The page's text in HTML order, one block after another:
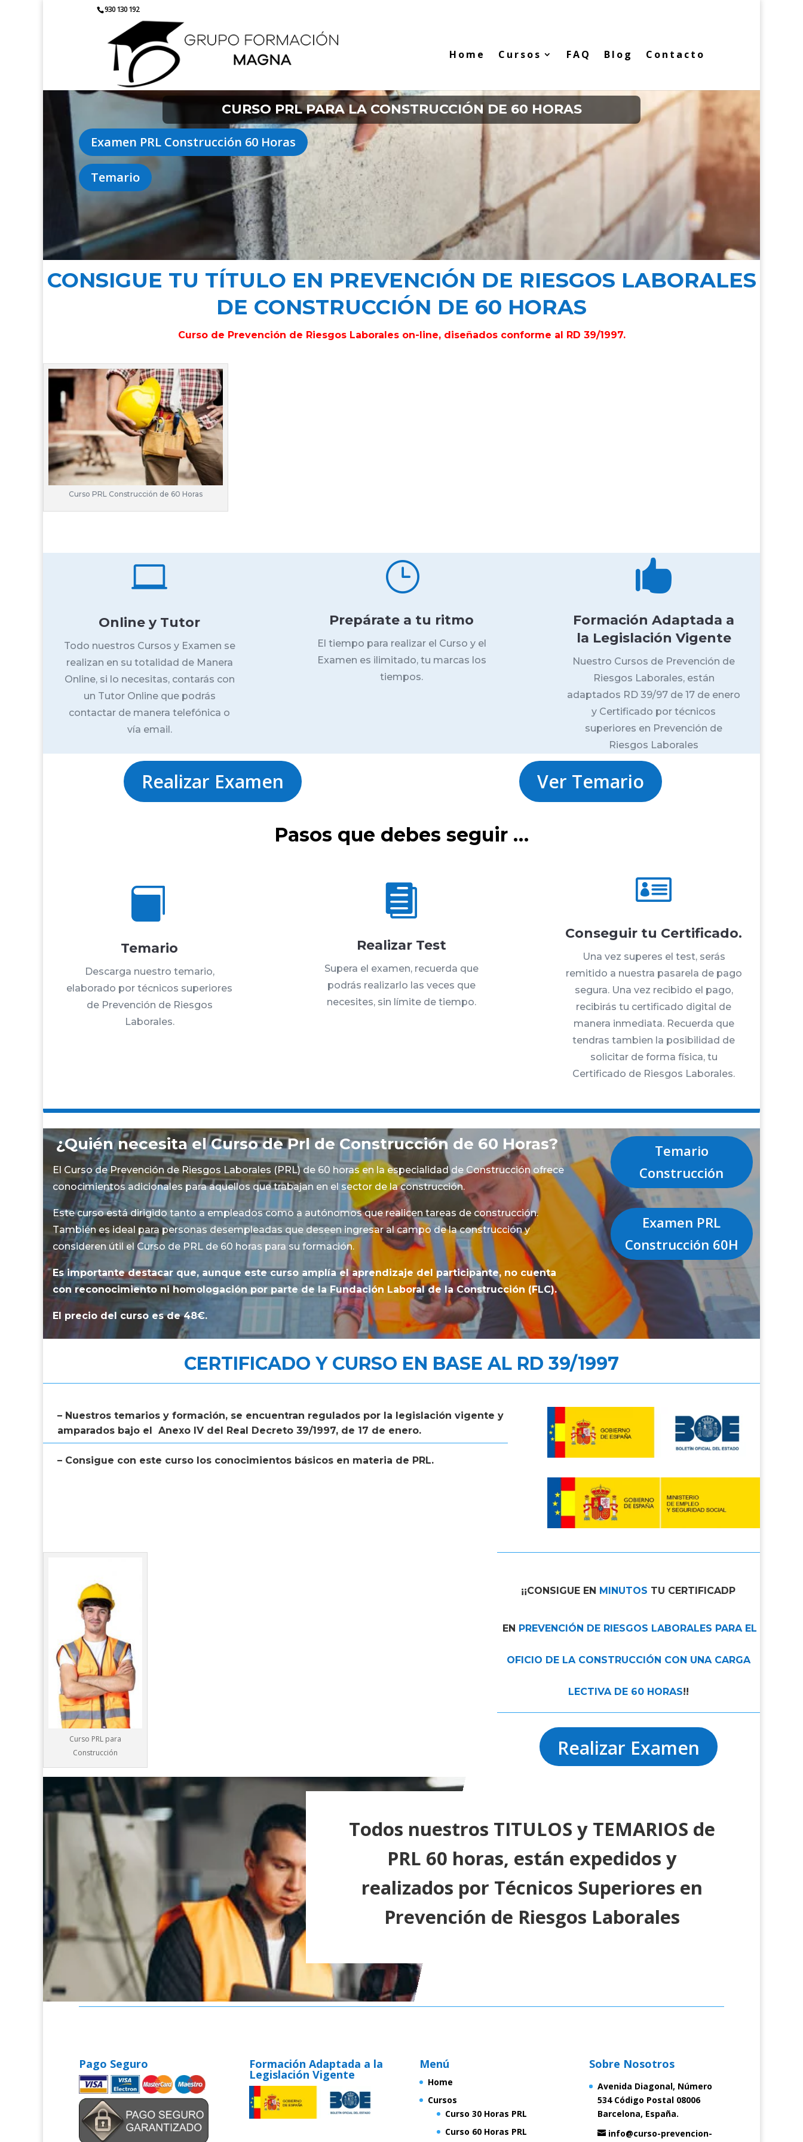
930 130 192
Home Cursos FAQ Blog Contacto
CURSO PRL PARA LA CONSTRUCCIÓN DE 60 HORAS
Examen PRL Construcción 60 Horas
Temario
CONSIGUE TU TÍTULO EN PREVENCIÓN DE RIESGOS LABORALES
DE CONSTRUCCIÓN DE 60 HORAS
Curso de Prevención de Riesgos Laborales on-line, diseñados conforme al RD 39/1997.
Curso PRL Construcción de 60 Horas

Online y Tutor
Todo nuestros Cursos y Examen se
realizan en su totalidad de Manera
Online, si lo necesitas, contarás con
un Tutor Online que podrás
contactar de manera telefónica o
vía email.
}
Prepárate a tu ritmo
El tiempo para realizar el Curso y el
Examen es ilimitado, tu marcas los
tiempos.

Formación Adaptada a
la Legislación Vigente
Nuestro Cursos de Prevención de
Riesgos Laborales, están
adaptados RD 39/97 de 17 de enero
y Certificado por técnicos
superiores en Prevención de
Riesgos Laborales
Realizar Examen Ver Temario
Pasos que debes seguir …

Temario
Descarga nuestro temario,
elaborado por técnicos superiores
de Prevención de Riesgos
Laborales.

Realizar Test
Supera el examen, recuerda que
podrás realizarlo las veces que
necesites, sin límite de tiempo.

Conseguir tu Certificado.
Una vez superes el test, serás
remitido a nuestra pasarela de pago
segura. Una vez recibido el pago,
recibirás tu certificado digital de
manera inmediata. Recuerda que
tendras tambien la posibilidad de
solicitar de forma física, tu
Certificado de Riesgos Laborales.
¿Quién necesita el Curso de Prl de Construcción de 60 Horas?
El Curso de Prevención de Riesgos Laborales (PRL) de 60 horas en la especialidad de Construcción ofrece
conocimientos adicionales para aquellos que trabajan en el sector de la construcción.
Este curso está dirigido tanto a empleados como a autónomos que realicen tareas de construcción.
También es ideal para personas desempleadas que deseen ingresar al campo de la construcción y
consideren útil el Curso de PRL de 60 horas para su formación.
Es importante destacar que, aunque este curso amplía el aprendizaje del participante, no cuenta
con reconocimiento ni homologación por parte de la Fundación Laboral de la Construcción (FLC).
El precio del curso es de 48€.
Temario
Construcción
Examen PRL
Construcción 60H
CERTIFICADO Y CURSO EN BASE AL RD 39/1997
– Nuestros temarios y formación, se encuentran regulados por la legislación vigente y
amparados bajo el Anexo IV del Real Decreto 39/1997, de 17 de enero.
– Consigue con este curso los conocimientos básicos en materia de PRL.
Curso PRL para
Construcción
¡¡CONSIGUE EN MINUTOS TU CERTIFICADP
EN PREVENCIÓN DE RIESGOS LABORALES PARA EL
OFICIO DE LA CONSTRUCCIÓN CON UNA CARGA
LECTIVA DE 60 HORAS!!
Realizar Examen
Todos nuestros TITULOS y TEMARIOS de
PRL 60 horas, están expedidos y
realizados por Técnicos Superiores en
Prevención de Riesgos Laborales
Pago Seguro Formación Adaptada a la
Legislación Vigente
Menú
Home
Cursos
Curso 30 Horas PRL
Curso 60 Horas PRL
Sobre Nosotros
Avenida Diagonal, Número
534 Código Postal 08006
Barcelona, España.
info@curso-prevencion-